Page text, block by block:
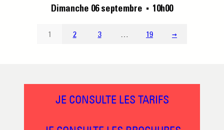
Dimanche 06 septembre
■ 10h00
1 2 3 19 →
JE CONSULTE LES TARIFS